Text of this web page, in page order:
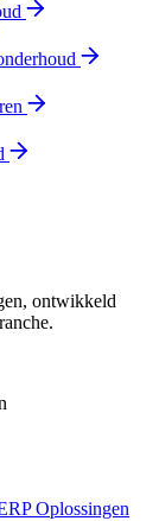
ontwikkeld
Oplossingen